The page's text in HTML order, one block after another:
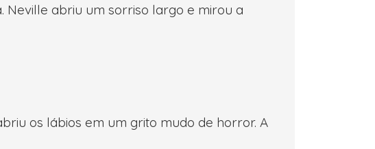
Neville abriu um sorriso largo e mirou a
os lábios em um grito mudo de horror. A